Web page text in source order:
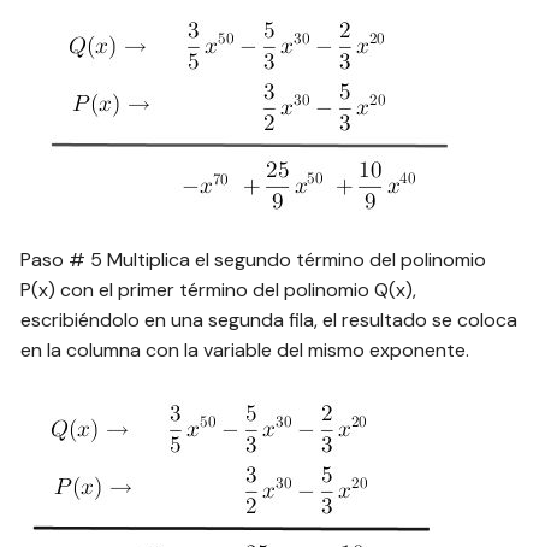
Paso # 5 Multiplica el segundo término del polinomio
P(x) con el primer término del polinomio Q(x),
escribiéndolo en una segunda fila, el resultado se coloca
en la columna con la variable del mismo exponente.